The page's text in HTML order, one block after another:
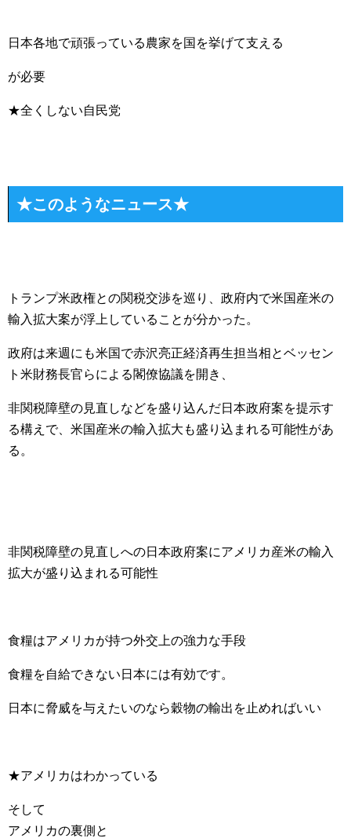
日本各地で頑張っている農家を国を挙げて支える
が必要
★全くしない自民党
★このようなニュース★
トランプ米政権との関税交渉を巡り、政府内で米国産米の
輸入拡大案が浮上していることが分かった。
政府は来週にも米国で赤沢亮正経済再生担当相とベッセン
ト米財務長官らによる閣僚協議を開き、
非関税障壁の見直しなどを盛り込んだ日本政府案を提示す
る構えで、米国産米の輸入拡大も盛り込まれる可能性があ
る。
非関税障壁の見直しへの日本政府案にアメリカ産米の輸入
拡大が盛り込まれる可能性
食糧はアメリカが持つ外交上の強力な手段
食糧を自給できない日本には有効です。
日本に脅威を与えたいのなら穀物の輸出を止めればいい
★アメリカはわかっている
そして
アメリカの裏側と